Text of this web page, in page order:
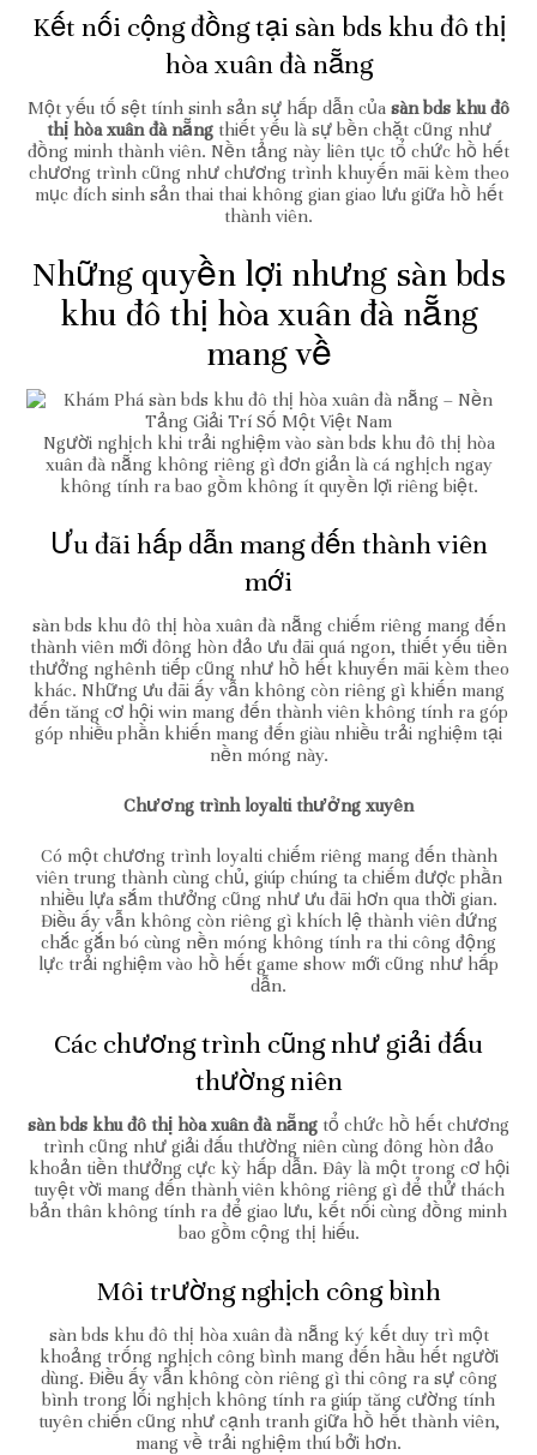
Kết nối cộng đồng tại sàn bds khu đô thị
hòa xuân đà nẵng
Một yếu tố sệt tính sinh sản sự hấp dẫn của sàn bds khu đô
thị hòa xuân đà nẵngthiết yếu là sự bền chặt cũng như
đồng minh thành viên. Nền tảng này liên tục tổ chức hồ hết
chương trình cũng như chương trình khuyến mãi kèm theo
mục đích sinh sản thai thai không gian giao lưu giữa hồ hết
thành viên.
Những quyền lợi nhưng sàn bds
khu đô thị hòa xuân đà nẵng
mang về
Người nghịch khi trải nghiệm vào sàn bds khu đô thị hòa
xuân đà nẵng không riêng gì đơn giản là cá nghịch ngay
không tính ra bao gồm không ít quyền lợi riêng biệt.
Ưu đãi hấp dẫn mang đến thành viên
mới
sàn bds khu đô thị hòa xuân đà nẵng chiếm riêng mang đến
thành viên mới đông hòn đảo ưu đãi quá ngon, thiết yếu tiền
thưởng nghênh tiếp cũng như hồ hết khuyến mãi kèm theo
khác. Những ưu đãi ấy vẫn không còn riêng gì khiến mang
đến tăng cơ hội win mang đến thành viên không tính ra góp
góp nhiều phần khiến mang đến giàu nhiều trải nghiệm tại
nền móng này.
Chương trình loyalti thưởng xuyên
Có một chương trình loyalti chiếm riêng mang đến thành
viên trung thành cùng chủ, giúp chúng ta chiếm được phần
nhiều lựa sắm thưởng cũng như ưu đãi hơn qua thời gian.
Điều ấy vẫn không còn riêng gì khích lệ thành viên đứng
chắc gắn bó cùng nền móng không tính ra thi công động
lực trải nghiệm vào hồ hết game show mới cũng như hấp
dẫn.
Các chương trình cũng như giải đấu
thường niên
sàn bds khu đô thị hòa xuân đà nẵng tổ chức hồ hết chương
trình cũng như giải đấu thường niên cùng đông hòn đảo
khoản tiền thưởng cực kỳ hấp dẫn. Đây là một trong cơ hội
tuyệt vời mang đến thành viên không riêng gì để thử thách
bản thân không tính ra để giao lưu, kết nối cùng đồng minh
bao gồm cộng thị hiếu.
Môi trường nghịch công bình
sàn bds khu đô thị hòa xuân đà nẵng ký kết duy trì một
khoảng trống nghịch công bình mang đến hầu hết người
dùng. Điều ấy vẫn không còn riêng gì thi công ra sự công
bình trong lối nghịch không tính ra giúp tăng cường tính
tuyên chiến cũng như cạnh tranh giữa hồ hết thành viên,
mang về trải nghiệm thú bởi hơn.